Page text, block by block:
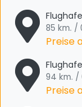
85 km. /
Preise
94 km. /
Preise